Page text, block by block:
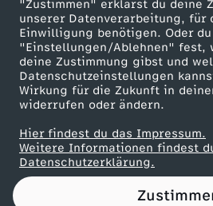
"Zustimmen" erklärst du deine
unserer Datenverarbeitung, für
Einwilligung benötigen. Oder
"Einstellungen/Ablehnen" fest,
deine Zustimmung gibst und
Datenschutzeinstellungen
Wirkung für die Zukunft in
widerrufen oder ändern.
Hier findest du das Impressum.
Weitere Informationen findest
Datenschutzerklärung.
d
e
n
S
o
Mainzelmännchen
Partner